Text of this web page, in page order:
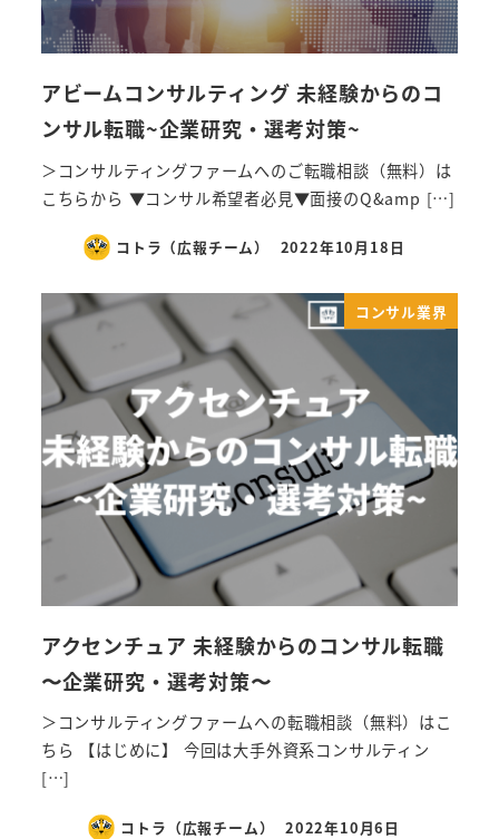
アビームコンサルティング 未経験からのコ
ンサル転職~企業研究・選考対策~
＞コンサルティングファームへのご転職相談（無料）は
こちらから ▼コンサル希望者必見▼面接のQ&amp […]
コトラ（広報チーム） 2022年10月18日
コンサル業界
アクセンチュア 未経験からのコンサル転職
〜企業研究・選考対策〜
＞コンサルティングファームへの転職相談（無料）はこ
ちら 【はじめに】 今回は大手外資系コンサルティン
[…]
コトラ（広報チーム） 2022年10月6日